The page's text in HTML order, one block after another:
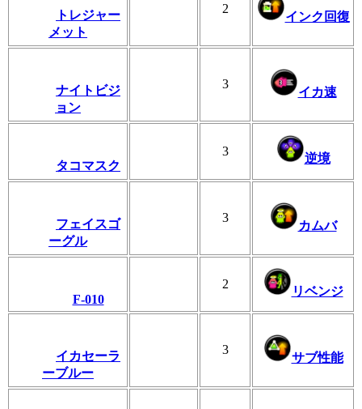
トレジャー
メット
2
インク回復
ナイトビジ
ョン
3
イカ速
タコマスク
3
逆境
フェイスゴ
ーグル
3
カムバ
F-010
2
リベンジ
イカセーラ
ーブルー
3
サブ性能